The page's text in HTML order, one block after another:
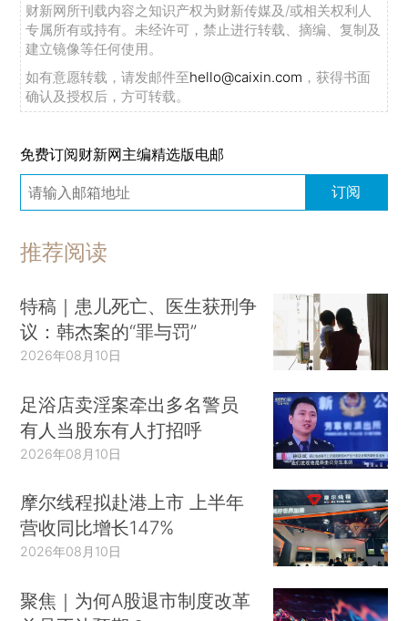
财新网所刊载内容之知识产权为财新传媒及/或相关权利人
专属所有或持有。未经许可，禁止进行转载、摘编、复制及
建立镜像等任何使用。
如有意愿转载，请发邮件至hello@caixin.com ，获得书面
确认及授权后，方可转载。
免费订阅财新网主编精选版电邮
订阅
推荐阅读
特稿｜患儿死亡、医生获刑争
议：韩杰案的“罪与罚”
2026年08月10日
足浴店卖淫案牵出多名警员
有人当股东有人打招呼
2026年08月10日
摩尔线程拟赴港上市 上半年
营收同比增长147%
2026年08月10日
聚焦｜为何A股退市制度改革